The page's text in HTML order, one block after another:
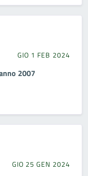
GIO 1 FEB 2024
2007
GIO 25 GEN 2024